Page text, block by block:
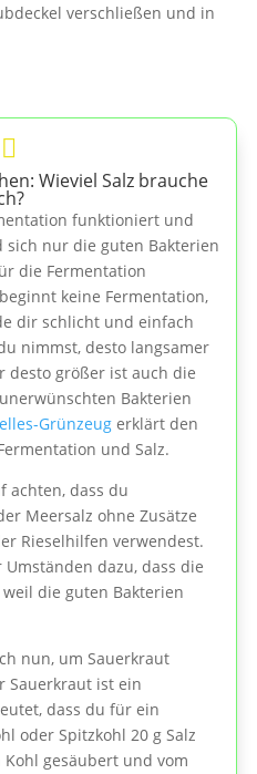
verschließen und in

Wieviel Salz brauche
funktioniert und
nur die guten Bakterien
die Fermentation
keine Fermentation,
dir schlicht und einfach
nimmst, desto langsamer
desto größer ist auch die
Bakterien
Grünzeugerklärt den
und Salz.
achten, dass du
Meersalz ohne Zusätze
Rieselhilfen verwendest.
dazu, dass die
die guten Bakterien
nun, um Sauerkraut
Sauerkraut ist ein
dass du für ein
oder Spitzkohl 20 g Salz
gesäubert und vom